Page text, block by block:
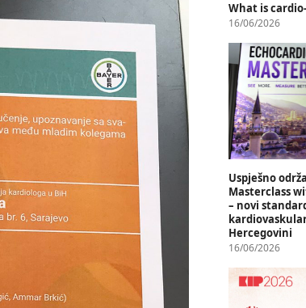
What is
16/06/2026
Uspješno
Masterclass
– novi
Hercegovini
16/06/2026